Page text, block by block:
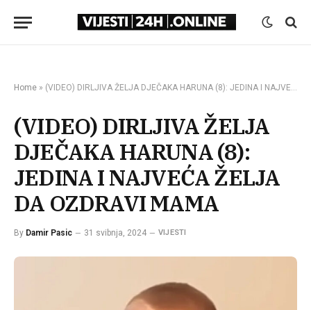
Home » (VIDEO) DIRLJIVA ŽELJA DJEČAKA HARUNA (8): JEDINA I NAJVEĆA ŽELJA DA OZDRAVI MAMA
(VIDEO) DIRLJIVA ŽELJA
DJEČAKA HARUNA (8):
JEDINA I NAJVEĆA ŽELJA
DA OZDRAVI MAMA
By Damir Pasic 31 svibnja, 2024 VIJESTI